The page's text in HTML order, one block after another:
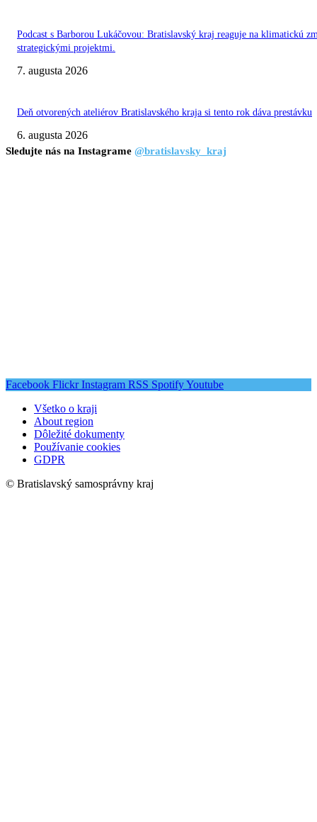
Podcast s Barborou Lukáčovou: Bratislavský kraj reaguje na klimatickú
strategickými projektmi.
7. augusta 2026
Deň otvorených ateliérov Bratislavského kraja si tento rok dáva prestávku
6. augusta 2026
Sledujte nás na Instagrame @bratislavsky_kraj
Facebook Flickr Instagram RSS SpotifyYoutube
Všetko o kraji
About region
Dôležité dokumenty
Používanie cookies
GDPR
© Bratislavský samosprávny kraj